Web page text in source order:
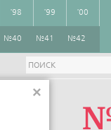
№40 №41 №42
'98 '99 '00
×